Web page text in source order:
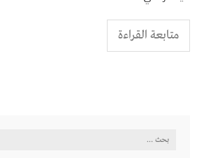
متابعة القراءة
البحث